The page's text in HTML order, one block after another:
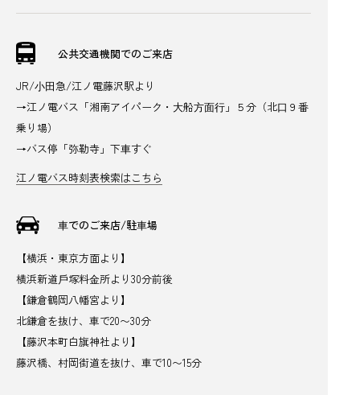
公共交通機関でのご来店
JR/⼩⽥急/江ノ電藤沢駅より
→江ノ電バス「湘南アイパーク・⼤船⽅⾯⾏」５分（北⼝９番
乗り場）
→バス停「弥勒寺」下⾞すぐ
江ノ電バス時刻表検索はこちら
⾞でのご来店/駐⾞場
【横浜・東京方面より】
横浜新道⼾塚料⾦所より30分前後
【鎌倉鶴岡八幡宮より】
北鎌倉を抜け、車で20〜30分
【藤沢本町白旗神社より】
藤沢橋、村岡街道を抜け、車で10〜15分